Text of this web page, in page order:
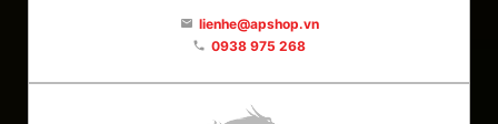
email lienhe@apshop.vn
phone 0938 975 268